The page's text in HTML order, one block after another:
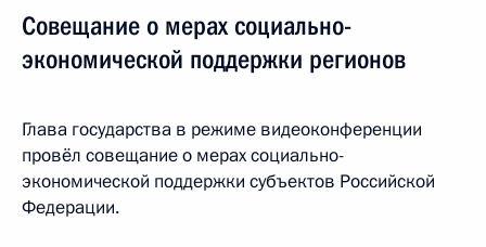
Совещание о мерах социально-
экономической поддержки регионов
Глава государства в режиме видеоконференции
провёл совещание о мерах социально-
экономической поддержки субъектов Российской
Федерации.